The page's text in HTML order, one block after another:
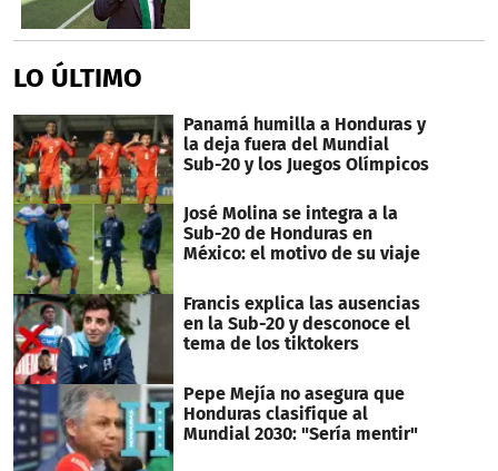
LO ÚLTIMO
Panamá humilla a Honduras y
la deja fuera del Mundial
Sub-20 y los Juegos Olímpicos
José Molina se integra a la
Sub-20 de Honduras en
México: el motivo de su viaje
Francis explica las ausencias
en la Sub-20 y desconoce el
tema de los tiktokers
Pepe Mejía no asegura que
Honduras clasifique al
Mundial 2030: "Sería mentir"